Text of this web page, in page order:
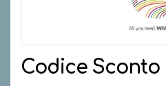
Codice Sconto